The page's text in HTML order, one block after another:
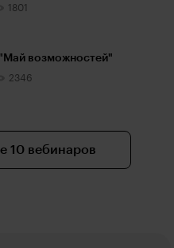
1801
возможностей"
2346
10 вебинаров